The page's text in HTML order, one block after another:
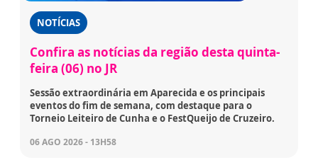
NOTÍCIAS
Confira as notícias da região desta quinta-
feira (06) no JR
Sessão extraordinária em Aparecida e os principais
eventos do fim de semana, com destaque para o
Torneio Leiteiro de Cunha e o FestQueijo de Cruzeiro.
06 AGO 2026 - 13H58